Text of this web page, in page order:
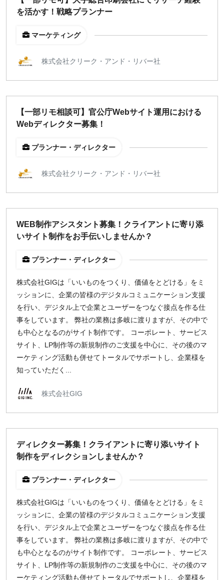
を活かす！戦略プランナー
マーケティング
株式会社クリーク・アンド・リバー社
【一部リモ相談可】官公庁Webサイト運用における
Webディレクター募集！
プランナー・ディレクター
株式会社クリーク・アンド・リバー社
WEB制作アシスタント募集！クライアントに寄り添
いサイト制作をお手伝いしませんか？
プランナー・ディレクター
株式会社GIGは「いいものをつくり、価値をとどける」をミ
ッションに、企業の皆様のデジタルコミュニケーション支援
を行い、デジタル上で企業とユーザーをつなぐ接点を作る仕
事をしています。 弊社の業務は多岐に渡りますが、その中で
も中心となるのがサイト制作です。 コーポレート、サービス
サイト、LP制作等の新規制作のご支援を中心に、その後のマ
ーケティング活動も併せてトータルでサポートし、企業様を
知っていただく...
株式会社GIG
ディレクター募集！クライアントに寄り添いサイト
制作をディレクションしませんか？
プランナー・ディレクター
株式会社GIGは「いいものをつくり、価値をとどける」をミ
ッションに、企業の皆様のデジタルコミュニケーション支援
を行い、デジタル上で企業とユーザーをつなぐ接点を作る仕
事をしています。 弊社の業務は多岐に渡りますが、その中で
も中心となるのがサイト制作です。 コーポレート、サービス
サイト、LP制作等の新規制作のご支援を中心に、その後のマ
ーケティング活動も併せてトータルでサポートし、企業様を